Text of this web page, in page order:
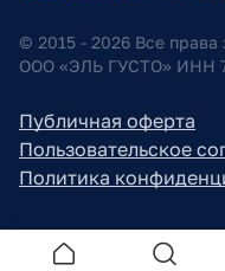
© 2015 - 2026 Все
ООО «ЭЛЬ ГУСТО» ИНН
Публичная оферта
Пользовательское
Политика